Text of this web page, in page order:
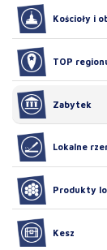
Kościoły i
TOP
Zabytek
Lokalne
Produkty
Kesz